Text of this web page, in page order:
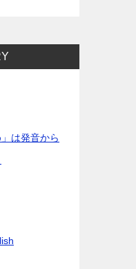
は発音から